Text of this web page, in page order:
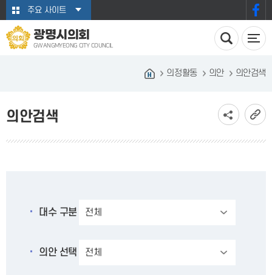
본문바로가기주요 사이트
광명시의회
GWANGMYEONG CITY COUNCIL
의정활동 의안 의안검색
의안검색
대수 구분
의안 선택